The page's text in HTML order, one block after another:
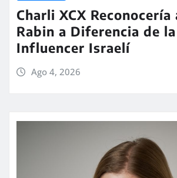
Charli XCX
Rabin a Diferencia de
Influencer Israelí
Ago 4, 2026